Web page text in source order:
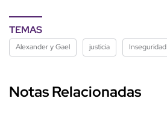
TEMAS
Alexander y Gael justicia Inseguridad
Notas Relacionadas